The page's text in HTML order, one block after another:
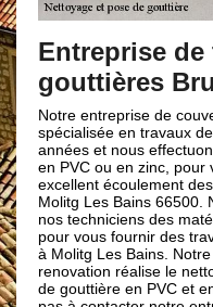
à
Entreprise de
gouttières
Notre entreprise de
spécialisée en travaux
années et nous
en PVC ou en zinc, pour
excellent écoulement
Molitg Les Bains 66500.
nos techniciens des
pour vous fournir des
à Molitg Les Bains.
renovation réalise le
de gouttière en PVC et